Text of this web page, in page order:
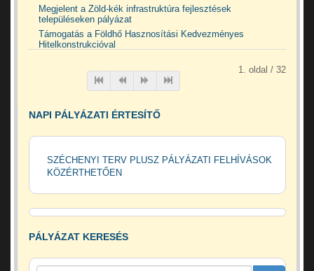
Megjelent a Zöld-kék infrastruktúra fejlesztések
településeken pályázat
Támogatás a Földhő Hasznosítási Kedvezményes
Hitelkonstrukcióval
1. oldal / 32
NAPI PÁLYÁZATI ÉRTESÍTŐ
SZÉCHENYI TERV PLUSZ PÁLYÁZATI FELHÍVÁSOK
KÖZÉRTHETŐEN
PÁLYÁZAT KERESÉS